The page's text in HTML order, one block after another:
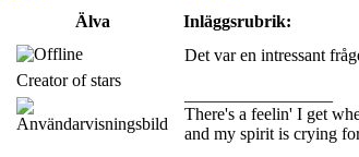
Älva
Inläggsrubrik:
Creator of stars
Det var en intressant
There's a feelin' I get
and my spirit is crying